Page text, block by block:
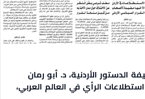
الدستور الأردنية، د. أبو رمان
يكشف عن تحديات استطلاعات الرأي في العالم العربي،